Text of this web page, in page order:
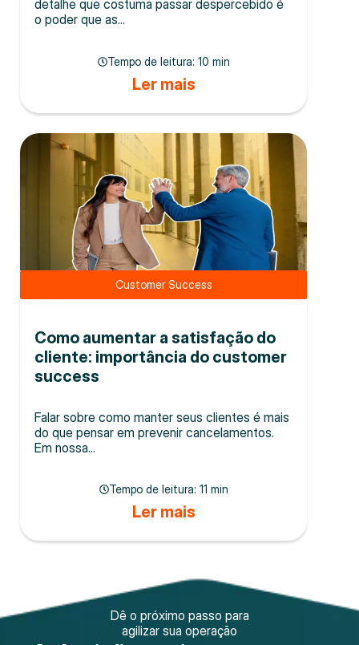
detalhe que costuma passar despercebido é
o poder que as...
Tempo de leitura: 10 min
Ler mais
Customer Success
Como aumentar a satisfação do
cliente: importância do customer
success
Falar sobre como manter seus clientes é mais
do que pensar em prevenir cancelamentos.
Em nossa...
Tempo de leitura: 11 min
Ler mais
Dê o próximo passo para
agilizar sua operação